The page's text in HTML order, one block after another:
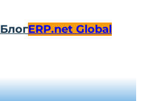
БлогERP.net Global